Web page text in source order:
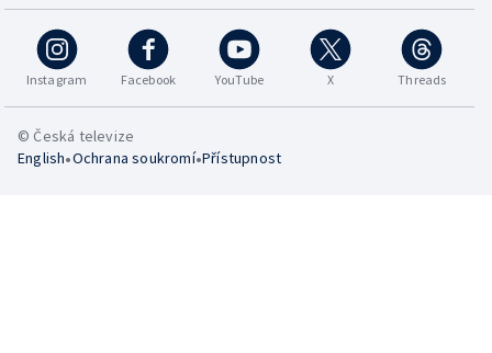
Instagram Facebook YouTube X Threads
© Česká televize
English•Ochrana soukromí•Přístupnost